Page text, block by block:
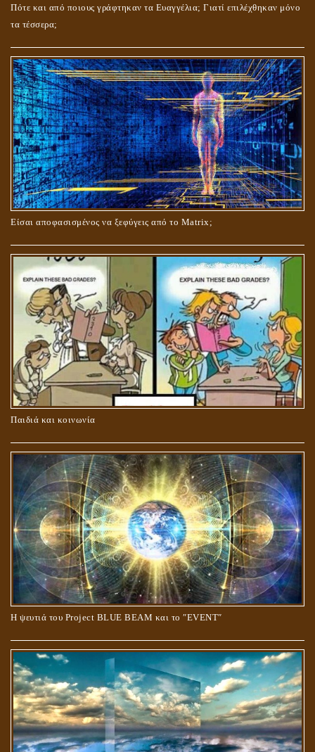
Πότε και από ποιους γράφτηκαν τα Ευαγγέλια; Γιατί επιλέχθηκαν μόνο
τα τέσσερα;
Είσαι αποφασισμένος να ξεφύγεις από το Matrix;
Παιδιά και κοινωνία
Η ψευτιά του Project BLUE BEAM και το ʺEVENTʺ
ΟΙ ΑΙΤΙΕΣ ΓΙΑ ΤΗΝ ΕΠΙΘΕΤΙΚΗ ΣΥΜΠΕΡΙΦΟΡΑ ΤΟΥ ΧΡΙΣΤΟΥ ΣΤΑ
ΝΗΠΙΑΚΑ ΤΟΥ ΧΡΟΝΙΑ
ΚΑΥΣΗ Ή ΤΑΦΗ ΤΩΝ ΝΕΚΡΩΝ?
Ο ΡΟΛΟΣ ΤΗΣ ΛΙΛΙΘ ΣΤΗ ΓΕΝΕΣΗ